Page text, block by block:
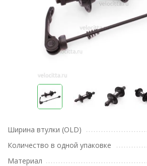
Ширина втулки (OLD)
Количество в одной упаковке
Материал